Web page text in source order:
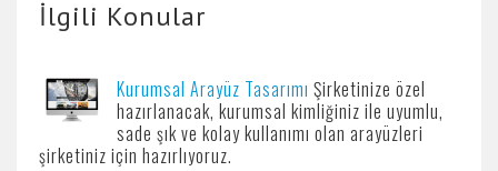
İlgili Konular
Kurumsal Arayüz Tasarımı Şirketinize özel
hazırlanacak, kurumsal kimliğiniz ile uyumlu,
sade şık ve kolay kullanımı olan arayüzleri
şirketiniz için hazırlıyoruz.